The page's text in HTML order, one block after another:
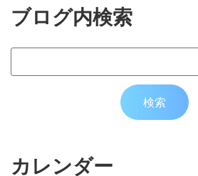
ブログ内検索
カレンダー